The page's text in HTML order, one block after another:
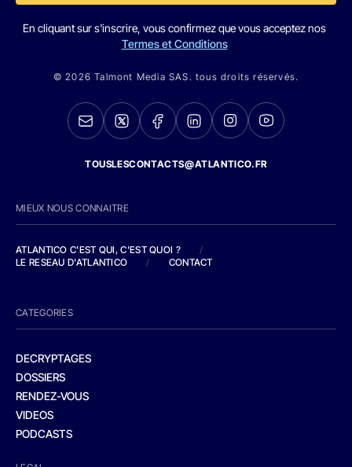
En cliquant sur s'inscrire, vous confirmez que vous acceptez nos
Termes et Conditions
© 2026 Talmont Media SAS. tous droits réservés.
TOUSLESCONTACTS@ATLANTICO.FR
MIEUX NOUS CONNAITRE
ATLANTICO C'EST QUI, C'EST QUOI ?
/
LE RESEAU D'ATLANTICO
/ CONTACT
CATEGORIES
DECRYPTAGES
DOSSIERS
RENDEZ-VOUS
VIDEOS
PODCASTS